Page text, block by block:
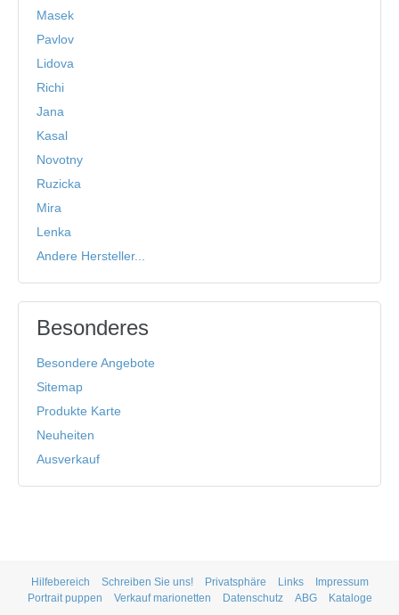
Masek
Pavlov
Lidova
Richi
Jana
Kasal
Novotny
Ruzicka
Mira
Lenka
Andere Hersteller...
Besonderes
Besondere Angebote
Sitemap
Produkte Karte
Neuheiten
Ausverkauf
Hilfebereich Schreiben Sie uns! Privatsphäre Links
Impressum
Portrait puppen
Verkauf marionetten Datenschutz ABG Kataloge